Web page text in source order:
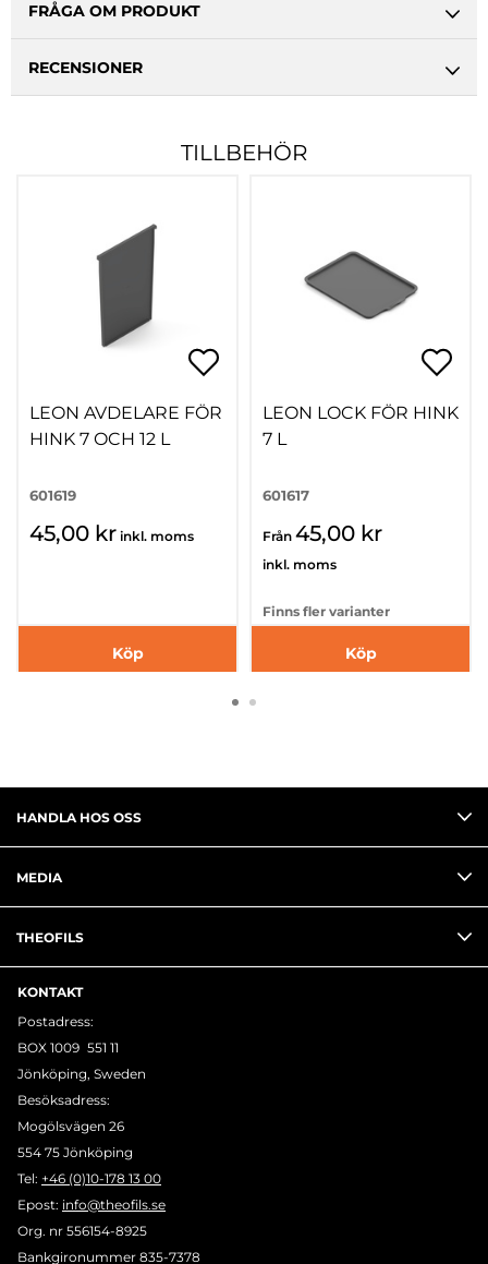
FRÅGA OM PRODUKT
RECENSIONER
TILLBEHÖR
LEON AVDELARE FÖR
HINK 7 OCH 12 L
601619
45,00 kr inkl. moms
Köp
LEON LOCK FÖR HINK
7 L
601617
Från 45,00 kr
inkl. moms
Finns fler varianter
Köp
HANDLA HOS OSS
MEDIA
THEOFILS
KONTAKT
Postadress:
BOX 1009 551 11
Jönköping, Sweden
Besöksadress:
Mogölsvägen 26
554 75 Jönköping
Tel: +46 (0)10-178 13 00
Epost: info@theofils.se
Org. nr 556154-8925
Bankgironummer 835-7378